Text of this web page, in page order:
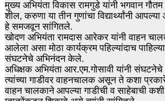
मुख्य अभियंता विकास रामगुडे यांनी भगवान गौतम
शील, करुणा या तीन गुणांचा विद्यार्थ्यांनी
हे समजवून सांगितले.
खोदण अभियंता रामदास आरेकर यांनी वाहन
आलेला असा मोठा कार्यक्रम पहिल्यांदाच
संघटनेचे अभिनंदन केले.
अधिक्षक अभियंता आर.एम.गोसावी यांनी संघटनेचे
त्यांच्या गाडीवर वाहनचालक असून ते कशा
वाहन चालकाने आपल्या गाडीची व साहेबाची